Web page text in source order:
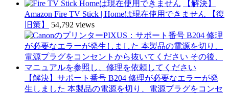
【解決】
Amazon Fire TV Stick | Homeは現在使用できません 【復
旧策】
54,792 views
【解決】サポート番号 B204 修理が必要なエラーが発
生しました 本製品の電源を切り、電源プラグをコンセ